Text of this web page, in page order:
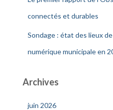
connectés et durables
Sondage : état des lieux
numérique municipale en
Archives
juin 2026